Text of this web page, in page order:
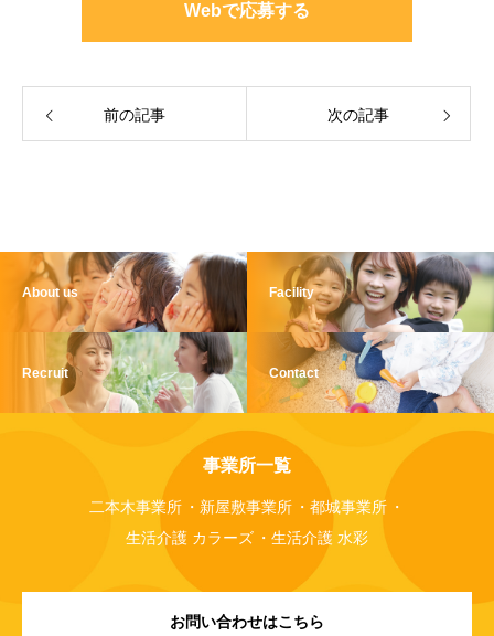
Webで応募する
前の記事 次の記事
About us Facility
Recruit Contact
事業所一覧
二本木事業所 新屋敷事業所
都城事業所
生活介護 カラーズ
生活介護 水彩
お問い合わせはこちら